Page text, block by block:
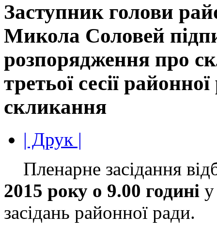
Заступник голови
Микола Соловей
розпорядження про
третьої сесії
скликання
| Друк |
Пленарне засідання
2015 року о 9.00 годині у
засідань районної ради.